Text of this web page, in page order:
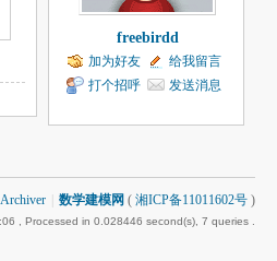
freebirdd
加为好友
给我留言
打个招呼
发送消息
Archiver 数学建模网 ( 湘ICP备11011602号 )
, Processed in 0.028446 second(s), 7 queries .